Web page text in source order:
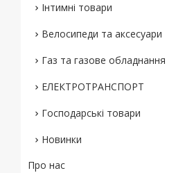
Інтимні товари
Велосипеди та аксесуари
Газ та газове обладнання
ЕЛЕКТРОТРАНСПОРТ
Господарські товари
Новинки
Про нас